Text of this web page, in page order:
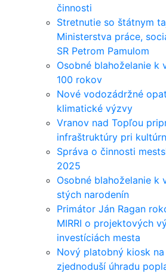
činnosti
Stretnutie so štátnym
Ministerstva práce,
SR Petrom Pamulom
Osobné blahoželanie k
100 rokov
Nové vodozádržné
klimatické výzvy
Vranov nad Topľou
infraštruktúry pri
Správa o činnosti
2025
Osobné blahoželanie k
stých narodenín
Primátor Ján Ragan
MIRRI o projektových
investíciách mesta
Nový platobný kiosk
zjednoduší úhradu